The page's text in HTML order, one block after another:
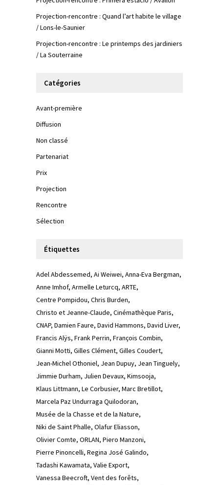
Projection-rencontre : Quand l’art habite le village
/ Lons-le-Saunier
Projection-rencontre : Le printemps des jardiniers
/ La Souterraine
Catégories
Avant-première
Diffusion
Non classé
Partenariat
Prix
Projection
Rencontre
Sélection
Étiquettes
Adel Abdessemed Ai Weiwei Anna-Eva Bergman
Anne Imhof Armelle Leturcq ARTE
Centre Pompidou Chris Burden
Christo et Jeanne-Claude Cinémathèque Paris
CNAP Damien Faure David Hammons David Liver
Francis Alÿs Frank Perrin François Combin
Gianni Motti Gilles Clément Gilles Coudert
Jean-Michel Othoniel Jean Dupuy Jean Tinguely
Jimmie Durham Julien Devaux Kimsooja
Klaus Littmann Le Corbusier Marc Bretillot
Marcela Paz Undurraga Quilodoran
Musée de la Chasse et de la Nature
Niki de Saint Phalle Olafur Eliasson
Olivier Comte ORLAN Piero Manzoni
Pierre Pinoncelli Regina José Galindo
Tadashi Kawamata Valie Export
Vanessa Beecroft Vent des forêts